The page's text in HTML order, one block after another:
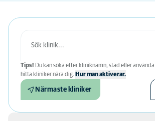
Tips! Du kan söka efter kliniknamn, stad eller
hitta kliniker nära dig. Hur man aktiverar.
Närmaste kliniker